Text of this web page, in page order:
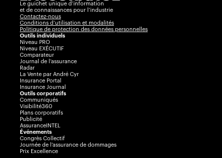
Le guichet unique d’information
et de connaissances pour l’industrie
Contactez-nous
Conditions d’utilisation et modalités
Politique de protection des données personnelles
Outils individuels
Niveau PRO
Niveau EXÉCUTIF
Comparateur
Journal de l’assurance
Radar
La Vente par André Cyr
Insurance Portal
Insurance Journal
Outils corporatifs
Communiqués
Visibilité360
Plans corporatifs
Publicité
AssuranceINTEL
Événements
Congrès Collectif
Journée de l’assurance de dommages
Prix Excellence